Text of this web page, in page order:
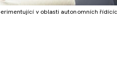
v oblasti autonomních